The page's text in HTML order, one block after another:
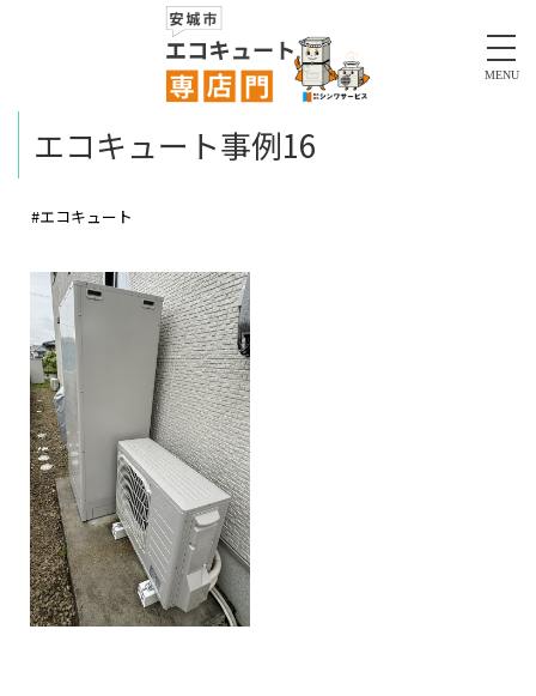
MENU
エコキュート事例16
#エコキュート